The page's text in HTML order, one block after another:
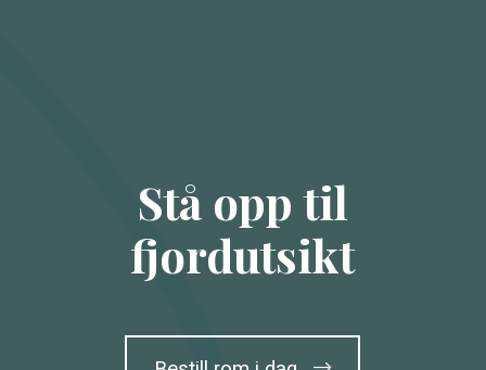
Stå opp til
fjordutsikt